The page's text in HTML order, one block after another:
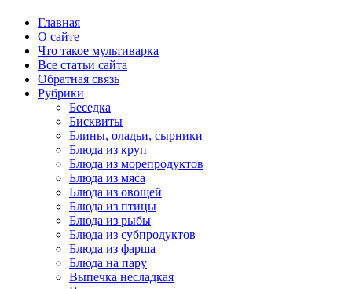
Главная
О сайте
Что такое мультиварка
Все статьи сайта
Обратная связь
Рубрики
Беседка
Бисквиты
Блины, оладьи, сырники
Блюда из круп
Блюда из морепродуктов
Блюда из мяса
Блюда из овощей
Блюда из птицы
Блюда из рыбы
Блюда из субпродуктов
Блюда из фарша
Блюда на пару
Выпечка несладкая